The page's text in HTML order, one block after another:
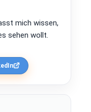
mich wissen,
sehen wollt.